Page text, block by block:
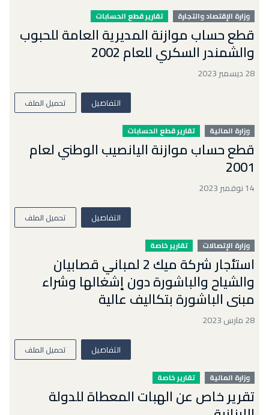
وزارة الإقتصاد والتجارة تقارير قطع الحسابات
قطع حساب موازنة المديرية العامة للحبوب
والشمندر السكري للعام 2002
28 ديسمبر 2023
التفاصيل تحميل الملف
وزارة المالية تقارير قطع الحسابات
قطع حساب موازنة اليانصيب الوطني لعام
2001
14 نوفمبر 2023
التفاصيل تحميل الملف
وزارة الإتصالات تقارير خاصة
استئجار شركة ميك 2 لمباني قصابيان
والشياح والباشورة دون إشغالها وشراء
مبنى الباشورة بتكاليف عالية
28 مارس 2023
التفاصيل تحميل الملف
وزارة المالية تقارير خاصة
تقرير خاص عن الهبات المعطاة للدولة